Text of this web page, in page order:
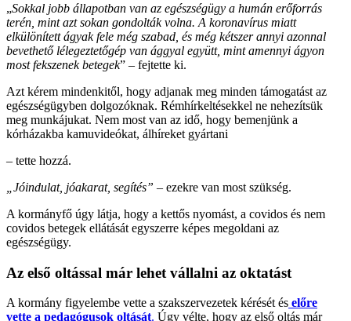
„Sokkal jobb állapotban van az egészségügy a humán erőforrás
terén, mint azt sokan gondolták volna. A koronavírus miatt
elkülönített ágyak fele még szabad, és még kétszer annyi azonnal
bevethető lélegeztetőgép van ággyal együtt, mint amennyi ágyon
most fekszenek betegek” – fejtette ki.
Azt kérem mindenkitől, hogy adjanak meg minden támogatást az
egészségügyben dolgozóknak. Rémhírkeltésekkel ne nehezítsük
meg munkájukat. Nem most van az idő, hogy bemenjünk a
kórházakba kamuvideókat, álhíreket gyártani
– tette hozzá.
„Jóindulat, jóakarat, segítés” – ezekre van most szükség.
A kormányfő úgy látja, hogy a kettős nyomást, a covidos és nem
covidos betegek ellátását egyszerre képes megoldani az
egészségügy.
Az első oltással már lehet vállalni az oktatást
A kormány figyelembe vette a szakszervezetek kérését és előre
vette a pedagógusok oltását. Úgy vélte, hogy az első oltás már